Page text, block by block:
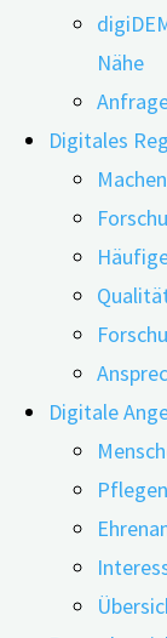
Nähe
Digitales
Digitale
„Deep
Beispiel
analysiert,
Rückschlüsse
aus dem Jahr